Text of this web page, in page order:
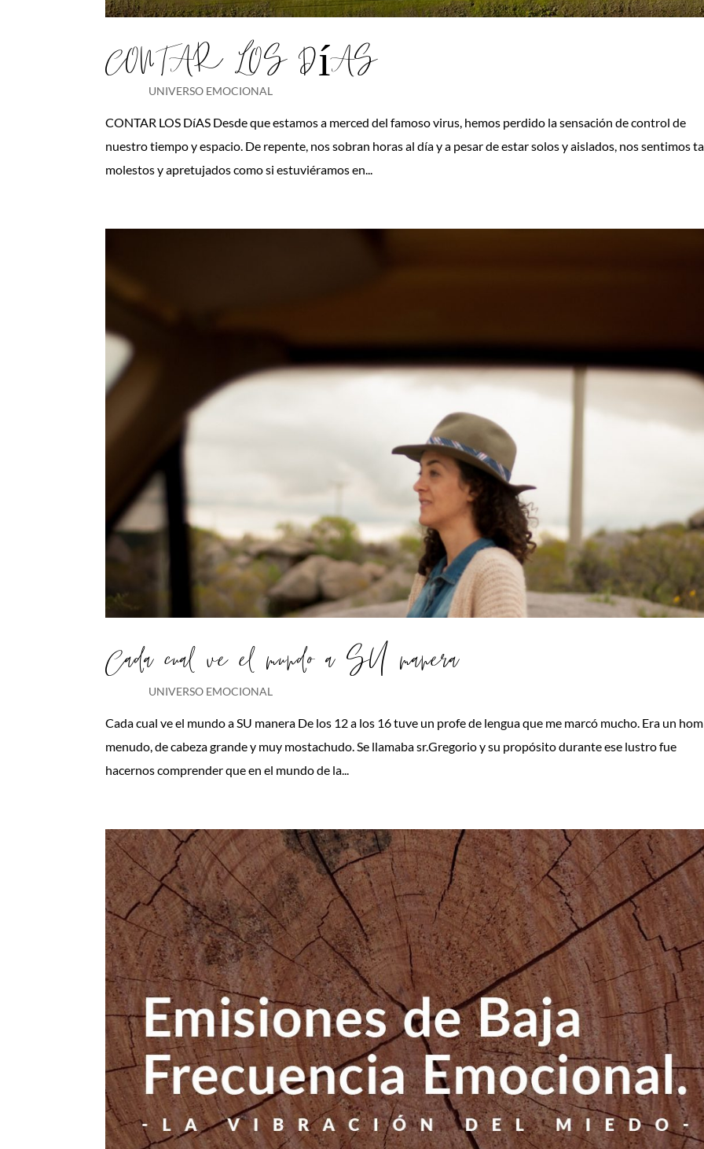
CONTAR LOS DíAS
UNIVERSO EMOCIONAL
CONTAR LOS DíAS Desde que estamos a merced del famoso virus, hemos perdido la sensación de control de
nuestro tiempo y espacio. De repente, nos sobran horas al día y a pesar de estar solos y aislados, nos sentimos
molestos y apretujados como si estuviéramos en...
Cada cual ve el mundo a SU manera
UNIVERSO EMOCIONAL
Cada cual ve el mundo a SU manera De los 12 a los 16 tuve un profe de lengua que me marcó mucho. Era un
menudo, de cabeza grande y muy mostachudo. Se llamaba sr.Gregorio y su propósito durante ese lustro fue
hacernos comprender que en el mundo de la...